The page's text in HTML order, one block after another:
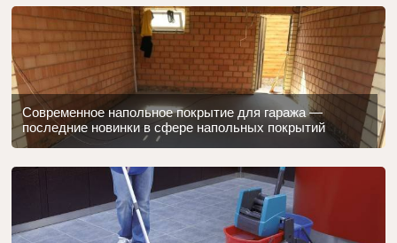
Современное напольное покрытие для гаража —
последние новинки в сфере напольных покрытий